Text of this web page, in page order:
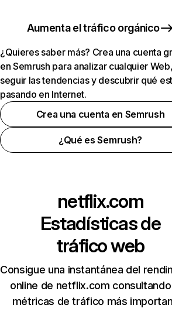
Aumenta el tráfico orgánico
¿Quieres saber más? Crea una cuenta
en Semrush para analizar cualquier
seguir las tendencias y descubrir qué
pasando en Internet.
Crea una cuenta en Semrush
¿Qué es Semrush?
netflix.com
Estadísticas de
tráfico web
Consigue una instantánea del
online de netflix.com
métricas de tráfico más